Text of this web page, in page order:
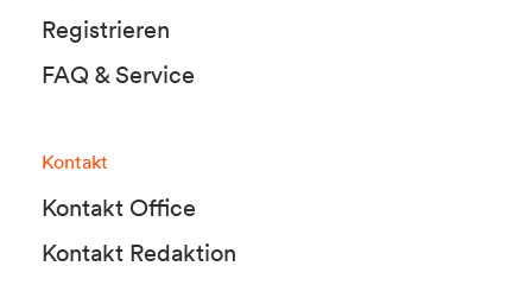
Registrieren
FAQ & Service
Kontakt
Kontakt Office
Kontakt Redaktion